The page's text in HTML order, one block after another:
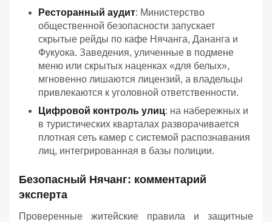
Ресторанный аудит: Министерство
общественной безопасности запускает
скрытые рейды по кафе Нячанга, Дананга и
Фукуока. Заведения, уличенные в подмене
меню или скрытых наценках «для белых»,
мгновенно лишаются лицензий, а владельцы
привлекаются к уголовной ответственности.
Цифровой контроль улиц: на набережных и
в туристических кварталах разворачивается
плотная сеть камер с системой распознавания
лиц, интегрированная в базы полиции.
Безопасный Нячанг: комментарий
эксперта
Проверенные житейские правила и защитные